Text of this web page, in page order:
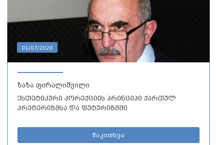
01/07/2020
ზაზა ფირალიშვილი
ესთეტიკური კორექციის პრინციპი ქართულ
პრეტერიზმსა და ფუტურიზმში
წაკითხვა